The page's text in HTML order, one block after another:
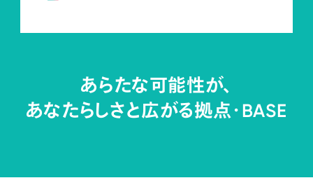
あらたな可能性が、
あなたらしさと広がる拠点・BASE